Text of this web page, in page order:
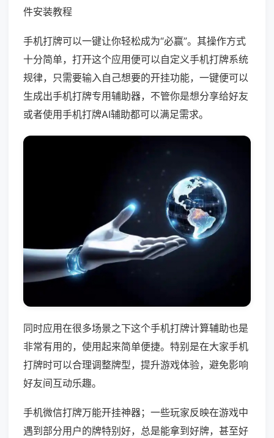
件安装教程
手机打牌可以一键让你轻松成为“必赢”。其操作方式
十分简单，打开这个应用便可以自定义手机打牌系统
规律，只需要输入自己想要的开挂功能，一键便可以
生成出手机打牌专用辅助器，不管你是想分享给好友
或者使用手机打牌AI辅助都可以满足需求。
同时应用在很多场景之下这个手机打牌计算辅助也是
非常有用的，使用起来简单便捷。特别是在大家手机
打牌时可以合理调整牌型，提升游戏体验，避免影响
好友间互动乐趣。
手机微信打牌万能开挂神器；一些玩家反映在游戏中
遇到部分用户的牌特别好，总是能拿到好牌，甚至好